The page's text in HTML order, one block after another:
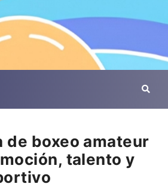
de boxeo amateur
talento y